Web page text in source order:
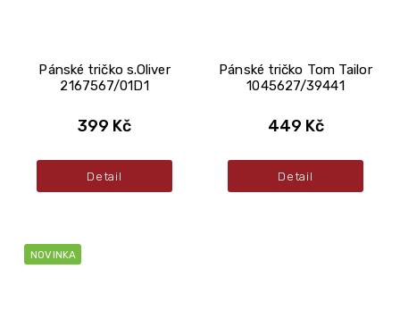
Pánské tričko s.Oliver
2167567/01D1
399 Kč
Detail
Pánské tričko Tom Tailor
1045627/39441
449 Kč
Detail
NOVINKA